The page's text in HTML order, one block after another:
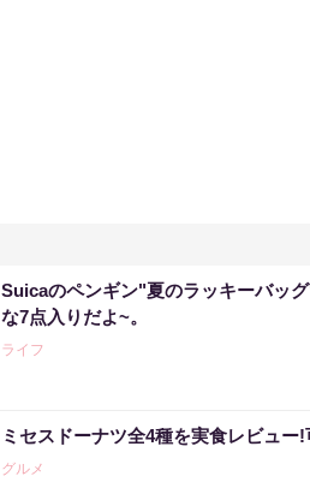
Suicaのペンギン"夏のラッキーバッ
な7点入りだよ~。
ライフ
ミセスドーナツ全4種を実食レビュー
グルメ